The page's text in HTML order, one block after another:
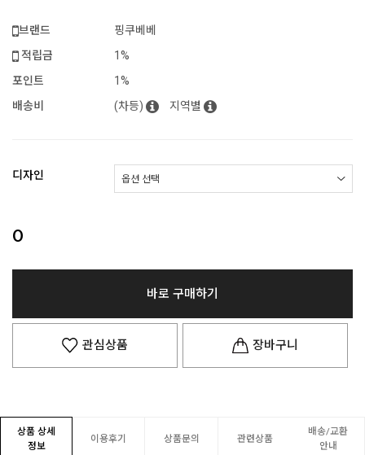
브랜드
핑쿠베베
적립금
1%
포인트
1%
배송비
(차등) 지역별
디자인
0
바로 구매하기
관심상품 장바구니
상품 상세
정보
이용후기 상품문의 관련상품
배송/교환
안내